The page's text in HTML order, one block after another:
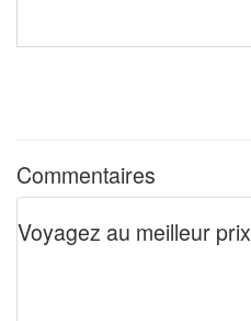
Commentaires
Voyagez au meilleur prix